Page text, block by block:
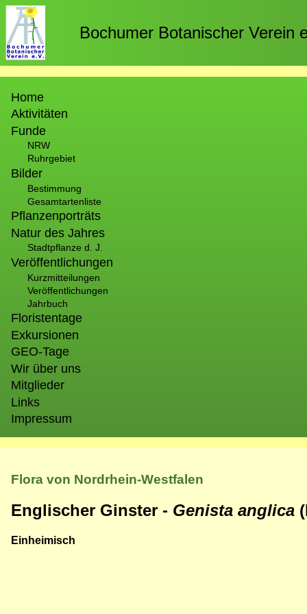
Direkt
zum
Inhalt
Bochumer Botanischer Verein
Home
Aktivitäten
Funde
NRW
Ruhrgebiet
Bilder
Bestimmung
Gesamtartenliste
Pflanzenporträts
Natur des Jahres
Stadtpflanze d. J.
Veröffentlichungen
Kurzmitteilungen
Veröffentlichungen
Jahrbuch
Floristentage
Exkursionen
GEO-Tage
Wir über uns
Mitglieder
Links
Impressum
Flora von Nordrhein-Westfalen
Englischer Ginster - Genista anglica
Einheimisch